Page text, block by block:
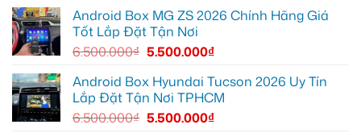
YouTube
tiện
lợi
hơn
Android Box MG ZS 2026 Chính Hãng Giá
Tốt Lắp Đặt Tận Nơi
6.500.000₫ 5.500.000₫
Android Box Hyundai Tucson 2026 Uy Tín
Lắp Đặt Tận Nơi TPHCM
6.500.000₫ 5.500.000₫